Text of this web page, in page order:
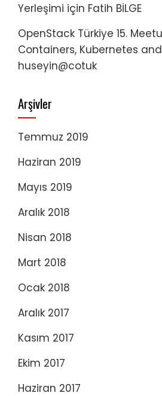
Yerleşimi için Fatih BİLGE
OpenStack Türkiye 15.
Containers, Kubernetes
huseyin@cotuk
Arşivler
Temmuz 2019
Haziran 2019
Mayıs 2019
Aralık 2018
Nisan 2018
Mart 2018
Ocak 2018
Aralık 2017
Kasım 2017
Ekim 2017
Haziran 2017